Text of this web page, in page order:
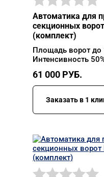
Автоматика для
секционных
(комплект)
Площадь ворот до
Интенсивность
61 000 РУБ.
Заказать в 1